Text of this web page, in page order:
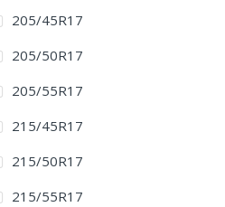
205/45R17
205/50R17
205/55R17
215/45R17
215/50R17
215/55R17